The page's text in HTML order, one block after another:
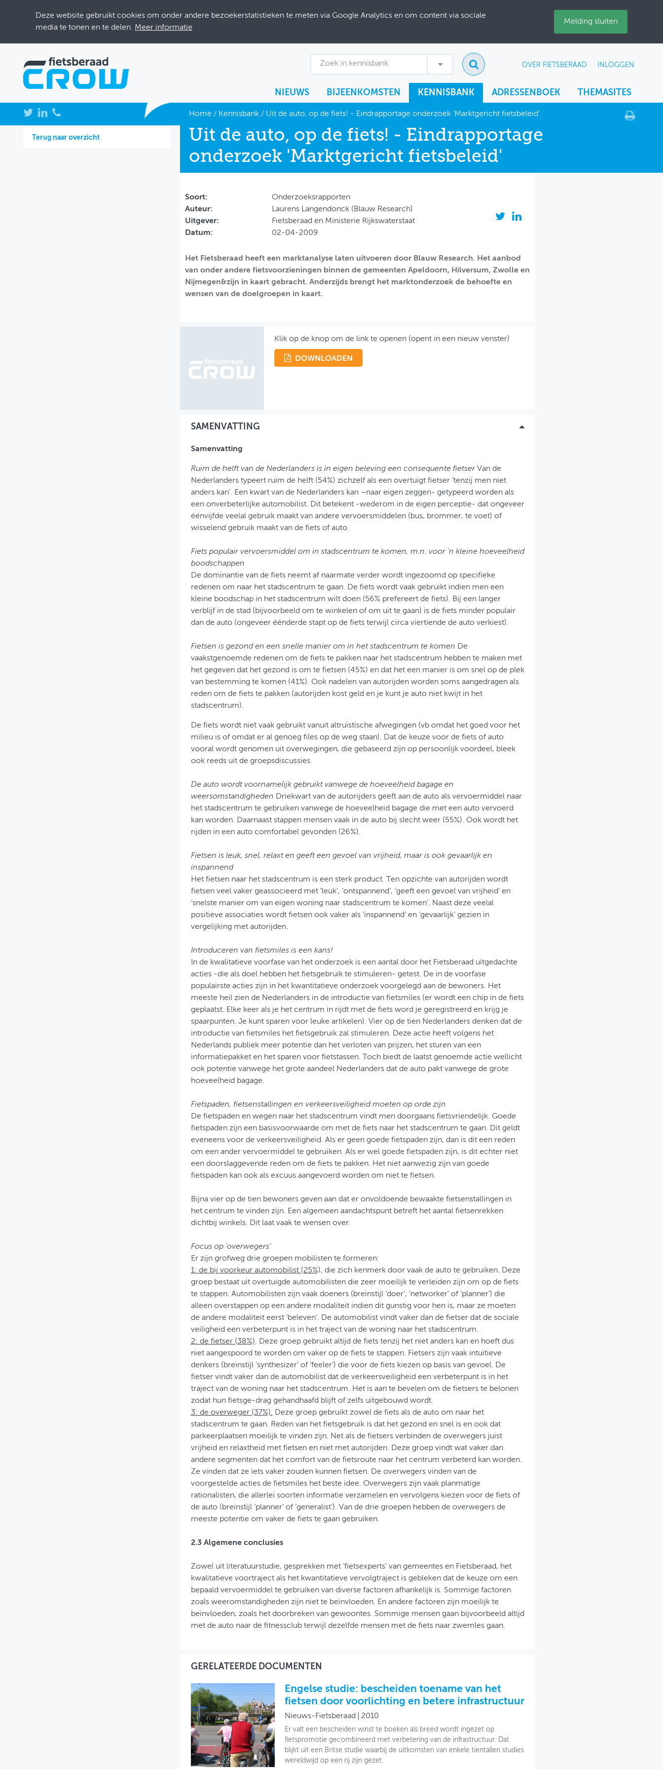
Deze website gebruikt cookies om onder andere bezoekerstatistieken te meten via Google Analytics en om content via sociale
media te tonen en te delen. Meer informatie
Melding sluiten
Zoek in kennisbank OVER FIETSBERAAD INLOGGEN
NIEUWS BIJEENKOMSTEN KENNISBANK ADRESSENBOEK THEMASITES
NIEUWS
BIJEENKOMSTEN
Home / Kennisbank/ Uit de auto, op de fiets! - Eindrapportage onderzoek 'Marktgericht fietsbeleid'
Terug naar overzicht
Uit de auto, op de fiets! - Eindrapportage
onderzoek 'Marktgericht fietsbeleid'
Soort:
Onderzoeksrapporten
Auteur:
Laurens Langendonck (Blauw Research)
Uitgever:
Fietsberaad en Ministerie Rijkswaterstaat
Datum:
02-04-2009
Het Fietsberaad heeft een marktanalyse laten uitvoeren door Blauw Research. Het aanbod
van onder andere fietsvoorzieningen binnen de gemeenten Apeldoorn, Hilversum, Zwolle en
Nijmegen&zijn in kaart gebracht. Anderzijds brengt het marktonderzoek de behoefte en
wensen van de doelgroepen in kaart.
Klik op de knop om de link te openen (opent in een nieuw venster)
DOWNLOADEN
SAMENVATTING
Samenvatting
Ruim de helft van de Nederlanders is in eigen beleving een consequente fietser Van de
Nederlanders typeert ruim de helft (54%) zichzelf als een overtuigt fietser ‘tenzij men niet
anders kan’. Een kwart van de Nederlanders kan –naar eigen zeggen- getypeerd worden als
een onverbeterlijke automobilist. Dit betekent -wederom in de eigen perceptie- dat ongeveer
éénvijfde veelal gebruik maakt van andere vervoersmiddelen (bus, brommer, te voet) of
wisselend gebruik maakt van de fiets of auto.
Fiets populair vervoersmiddel om in stadscentrum te komen, m.n. voor ‘n kleine hoeveelheid
boodschappen
De dominantie van de fiets neemt af naarmate verder wordt ingezoomd op specifieke
redenen om naar het stadscentrum te gaan. De fiets wordt vaak gebruikt indien men een
kleine boodschap in het stadscentrum wilt doen (56% prefereert de fiets). Bij een langer
verblijf in de stad (bijvoorbeeld om te winkelen of om uit te gaan) is de fiets minder populair
dan de auto (ongeveer éénderde stapt op de fiets terwijl circa viertiende de auto verkiest).
Fietsen is gezond en een snelle manier om in het stadscentrum te komen De
vaakstgenoemde redenen om de fiets te pakken naar het stadscentrum hebben te maken met
het gegeven dat het gezond is om te fietsen (45%) en dat het een manier is om snel op de plek
van bestemming te komen (41%). Ook nadelen van autorijden worden soms aangedragen als
reden om de fiets te pakken (autorijden kost geld en je kunt je auto niet kwijt in het
stadscentrum).
De fiets wordt niet vaak gebruikt vanuit altruïstische afwegingen (vb omdat het goed voor het
milieu is of omdat er al genoeg files op de weg staan). Dat de keuze voor de fiets of auto
vooral wordt genomen uit overwegingen, die gebaseerd zijn op persoonlijk voordeel, bleek
ook reeds uit de groepsdiscussies.
De auto wordt voornamelijk gebruikt vanwege de hoeveelheid bagage en
weersomstandigheden Driekwart van de autorijders geeft aan de auto als vervoermiddel naar
het stadscentrum te gebruiken vanwege de hoeveelheid bagage die met een auto vervoerd
kan worden. Daarnaast stappen mensen vaak in de auto bij slecht weer (55%). Ook wordt het
rijden in een auto comfortabel gevonden (26%).
Fietsen is leuk, snel, relaxt en geeft een gevoel van vrijheid, maar is ook gevaarlijk en
inspannend
Het fietsen naar het stadscentrum is een sterk product. Ten opzichte van autorijden wordt
fietsen veel vaker geassocieerd met ‘leuk’, ‘ontspannend’, ‘geeft een gevoel van vrijheid’ en
‘snelste manier om van eigen woning naar stadscentrum te komen’. Naast deze veelal
positieve associaties wordt fietsen ook vaker als ‘inspannend’ en ‘gevaarlijk’ gezien in
vergelijking met autorijden.
Introduceren van fietsmiles is een kans!
In de kwalitatieve voorfase van het onderzoek is een aantal door het Fietsberaad uitgedachte
acties -die als doel hebben het fietsgebruik te stimuleren- getest. De in de voorfase
populairste acties zijn in het kwantitatieve onderzoek voorgelegd aan de bewoners. Het
meeste heil zien de Nederlanders in de introductie van fietsmiles (er wordt een chip in de fiets
geplaatst. Elke keer als je het centrum in rijdt met de fiets word je geregistreerd en krijg je
spaarpunten. Je kunt sparen voor leuke artikelen). Vier op de tien Nederlanders denken dat de
introductie van fietsmiles het fietsgebruik zal stimuleren. Deze actie heeft volgens het
Nederlands publiek meer potentie dan het verloten van prijzen, het sturen van een
informatiepakket en het sparen voor fietstassen. Toch biedt de laatst genoemde actie wellicht
ook potentie vanwege het grote aandeel Nederlanders dat de auto pakt vanwege de grote
hoeveelheid bagage.
Fietspaden, fietsenstallingen en verkeersveiligheid moeten op orde zijn
De fietspaden en wegen naar het stadscentrum vindt men doorgaans fietsvriendelijk. Goede
fietspaden zijn een basisvoorwaarde om met de fiets naar het stadscentrum te gaan. Dit geldt
eveneens voor de verkeersveiligheid. Als er geen goede fietspaden zijn, dan is dit een reden
om een ander vervoermiddel te gebruiken. Als er wel goede fietspaden zijn, is dit echter niet
een doorslaggevende reden om de fiets te pakken. Het niet aanwezig zijn van goede
fietspaden kan ook als excuus aangevoerd worden om niet te fietsen.
Bijna vier op de tien bewoners geven aan dat er onvoldoende bewaakte fietsenstallingen in
het centrum te vinden zijn. Een algemeen aandachtspunt betreft het aantal fietsenrekken
dichtbij winkels. Dit laat vaak te wensen over.
Focus op ‘overwegers’
Er zijn grofweg drie groepen mobilisten te formeren:
1: de bij voorkeur automobilist (25%), die zich kenmerk door vaak de auto te gebruiken. Deze
groep bestaat uit overtuigde automobilisten die zeer moeilijk te verleiden zijn om op de fiets
te stappen. Automobilisten zijn vaak doeners (breinstijl ‘doer’, ‘networker’ of ‘planner’) die
alleen overstappen op een andere modaliteit indien dit gunstig voor hen is, maar ze moeten
de andere modaliteit eerst ‘beleven’. De automobilist vindt vaker dan de fietser dat de sociale
veiligheid een verbeterpunt is in het traject van de woning naar het stadscentrum.
2: de fietser (38%). Deze groep gebruikt altijd de fiets tenzij het niet anders kan en hoeft dus
niet aangespoord te worden om vaker op de fiets te stappen. Fietsers zijn vaak intuïtieve
denkers (breinstijl ‘synthesizer’ of ‘feeler’) die voor de fiets kiezen op basis van gevoel. De
fietser vindt vaker dan de automobilist dat de verkeersveiligheid een verbeterpunt is in het
traject van de woning naar het stadscentrum. Het is aan te bevelen om de fietsers te belonen
zodat hun fietsge-drag gehandhaafd blijft of zelfs uitgebouwd wordt.
3: de overweger (37%). Deze groep gebruikt zowel de fiets als de auto om naar het
stadscentrum te gaan. Reden van het fietsgebruik is dat het gezond en snel is en ook dat
parkeerplaatsen moeilijk te vinden zijn. Net als de fietsers verbinden de overwegers juist
vrijheid en relaxtheid met fietsen en niet met autorijden. Deze groep vindt wat vaker dan
andere segmenten dat het comfort van de fietsroute naar het centrum verbeterd kan worden.
Ze vinden dat ze iets vaker zouden kunnen fietsen. De overwegers vinden van de
voorgestelde acties de fietsmiles het beste idee. Overwegers zijn vaak planmatige
rationalisten, die allerlei soorten informatie verzamelen en vervolgens kiezen voor de fiets of
de auto (breinstijl ‘planner’ of ‘generalist’). Van de drie groepen hebben de overwegers de
meeste potentie om vaker de fiets te gaan gebruiken.
2.3 Algemene conclusies
Zowel uit literatuurstudie, gesprekken met ‘fietsexperts’ van gemeentes en Fietsberaad, het
kwalitatieve voortraject als het kwantitatieve vervolgtraject is gebleken dat de keuze om een
bepaald vervoermiddel te gebruiken van diverse factoren afhankelijk is. Sommige factoren
zoals weeromstandigheden zijn niet te beïnvloeden. En andere factoren zijn moeilijk te
beïnvloeden, zoals het doorbreken van gewoontes. Sommige mensen gaan bijvoorbeeld altijd
met de auto naar de fitnessclub terwijl dezelfde mensen met de fiets naar zwemles gaan.
GERELATEERDE DOCUMENTEN
Engelse studie: bescheiden toename van het
fietsen door voorlichting en betere infrastructuur
Nieuws-Fietsberaad 2010
Er valt een bescheiden winst te boeken als breed wordt ingezet op
fietspromotie gecombineerd met verbetering van de infrastructuur. Dat
blijkt uit een Britse studie waarbij de uitkomsten van enkele tientallen studies
wereldwijd op een rij zijn gezet.